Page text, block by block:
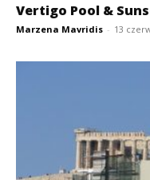
Vertigo Pool &
Marzena Mavridis - 13